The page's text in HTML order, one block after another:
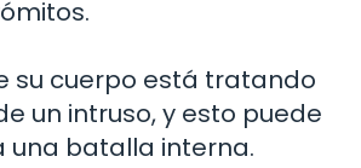
su cuerpo está tratando
un intruso, y esto puede
una batalla interna.